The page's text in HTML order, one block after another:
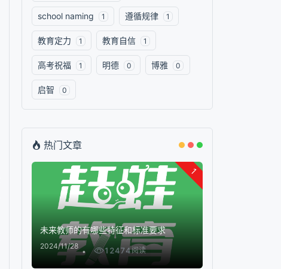
school naming 1 遵循规律 1
教育定力 1 教育自信 1
高考祝福 1 明德 0 博雅 0
启智 0
热门文章
1
未来教师的有哪些特征和标准要求
2024/11/28 12474阅读